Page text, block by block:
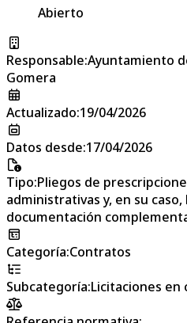
Abierto
Responsable:Ayuntamiento
Gomera
Actualizado:19/04/2026
Datos desde:17/04/2026
Tipo:Pliegos de
administrativas y, en su
documentación
Categoría:Contratos
Subcategoría:Licitaciones en